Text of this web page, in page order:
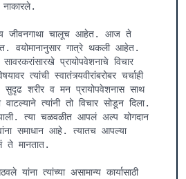
जीवनगाथा चालूच आहेत. आज ते
वयोमानानुसार गात्रे थकली आहेत.
सावरकरांसारखे प्रायोपवेशनाचे विचार
त्यांची स्वातंत्र्यवीरांबरोबर चर्चाही
शरीर व मन प्रायोपवेशनास साथ
त्यांनी तो विचार सोडून दिला.
झाली. त्या चळवळीत आपलं अल्प योगदान
समाधान आहे. त्यातच आपल्या
ते मानतात.
यांना त्यांच्या असामान्य कार्यासाठी